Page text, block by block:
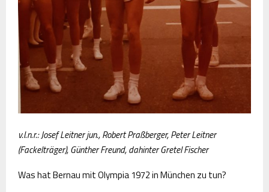
v.l.n.r.: Josef Leitner jun., Robert Praßberger, Peter Leitner
(Fackelträger), Günther Freund, dahinter Gretel Fischer
Was hat Bernau mit Olympia 1972 in München zu tun?